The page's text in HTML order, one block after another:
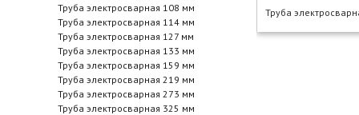
Труба электросварная 108 мм
Труба электросварная 114 мм
Труба электросварная 127 мм
Труба электросварная 133 мм
Труба электросварная 159 мм
Труба электросварная 219 мм
Труба электросварная 273 мм
Труба электросварная 325 мм
Труба